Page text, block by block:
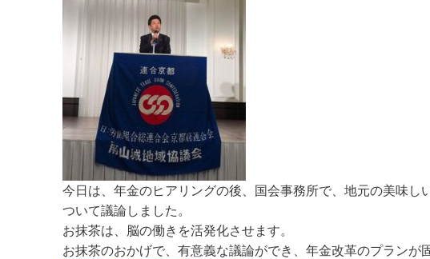
今日は、年金のヒアリングの後、国会事務所で、地元の美味
ついて議論しました。
お抹茶は、脳の働きを活発化させます。
お抹茶のおかげで、有意義な議論ができ、年金改革のプランが